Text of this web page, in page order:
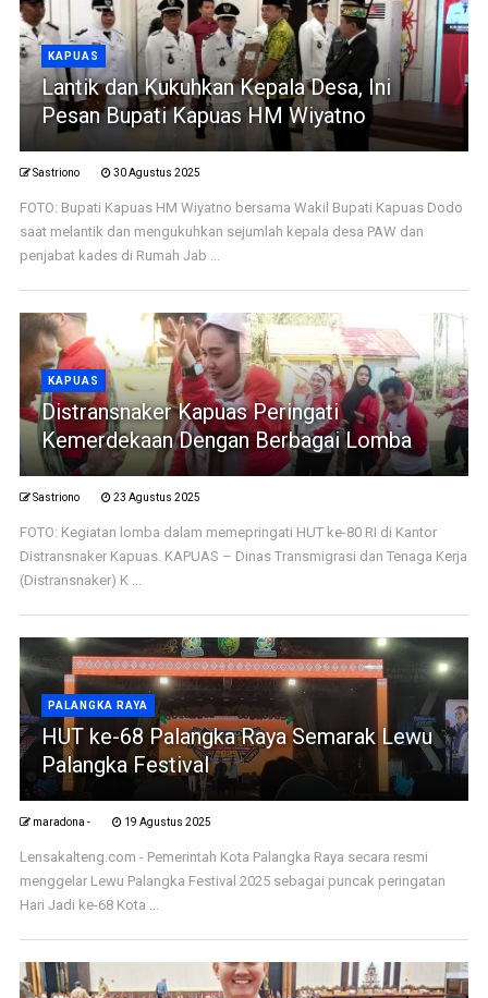
KAPUAS
Lantik dan Kukuhkan Kepala Desa, Ini
Pesan Bupati Kapuas HM Wiyatno
Sastriono 30 Agustus 2025
FOTO: Bupati Kapuas HM Wiyatno bersama Wakil Bupati Kapuas Dodo
saat melantik dan mengukuhkan sejumlah kepala desa PAW dan
penjabat kades di Rumah Jab ...
KAPUAS
Distransnaker Kapuas Peringati
Kemerdekaan Dengan Berbagai Lomba
Sastriono 23 Agustus 2025
FOTO: Kegiatan lomba dalam memepringati HUT ke-80 RI di Kantor
Distransnaker Kapuas. KAPUAS – Dinas Transmigrasi dan Tenaga Kerja
(Distransnaker) K ...
PALANGKA RAYA
HUT ke-68 Palangka Raya Semarak Lewu
Palangka Festival
maradona - 19 Agustus 2025
Lensakalteng.com - Pemerintah Kota Palangka Raya secara resmi
menggelar Lewu Palangka Festival 2025 sebagai puncak peringatan
Hari Jadi ke-68 Kota ...